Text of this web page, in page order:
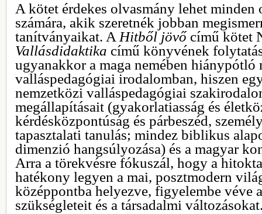
A kötet érdekes olvasmány lehet minden
számára, akik szeretnék jobban
tanítványaikat. A Hitből jövőcímű kötet
Vallásdidaktika című könyvének
ugyanakkor a maga nemében hiánypótló
valláspedagógiai irodalomban, hiszen
nemzetközi valláspedagógiai
megállapításait (gyakorlatiasság és
kérdésközpontúság és párbeszéd,
tapasztalati tanulás; mindez biblikus
dimenzió hangsúlyozása) és a magyar
Arra a törekvésre fókuszál, hogy a
hatékony legyen a mai, posztmodern
középpontba helyezve, figyelembe véve
szükségleteit és a társadalmi